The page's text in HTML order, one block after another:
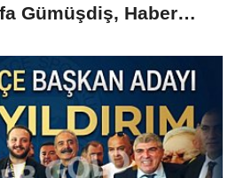
Gümüşdiş, Haber